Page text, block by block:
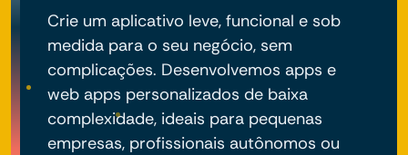
Crie um aplicativo leve, funcional e sob
medida para o seu negócio, sem
complicações. Desenvolvemos apps e
web apps personalizados de baixa
complexidade, ideais para pequenas
empresas, profissionais autônomos ou